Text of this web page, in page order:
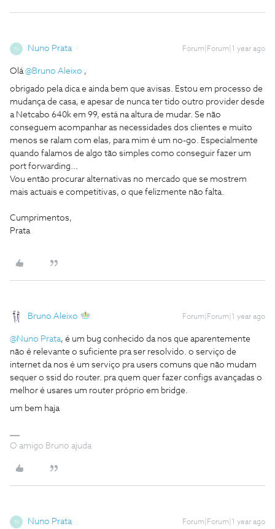
N Nuno Prata Forum|Forum|1 year ago
Olá ​@Bruno Aleixo ,
obrigado pela dica e ainda bem que avisas. Estou em processo de
mudança de casa, e apesar de nunca ter tido outro provider desde
a Netcabo 640k em 99, está na altura de mudar. Se não
conseguem acompanhar as necessidades dos clientes e muito
menos se ralam com elas, para mim é um no-go. Especialmente
quando falamos de algo tão simples como conseguir fazer um
port forwarding...
Vou então procurar alternativas no mercado que se mostrem
mais actuais e competitivas, o que felizmente não falta.
Cumprimentos,
Prata
Bruno Aleixo Forum|Forum|1 year ago
@Nuno Prata, é um bug conhecido da nos que aparentemente
não é relevante o suficiente pra ser resolvido. o serviço de
internet da nos é um serviço pra users comuns que não mudam
sequer o ssid do router. pra quem quer fazer configs avançadas o
melhor é usares um router próprio em bridge.
um bem haja
O amigo Bruno ajuda
N Nuno Prata Forum|Forum|1 year ago